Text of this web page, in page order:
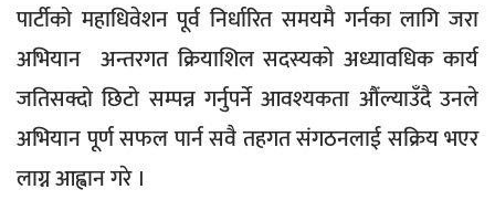
पार्टीको महाधिवेशन पूर्व निर्धारित समयमै गर्नका लागि जरा
अभियान अन्तरगत क्रियाशिल सदस्यको अध्यावधिक कार्य
जतिसक्दो छिटो सम्पन्न गर्नुपर्ने आवश्यकता औंल्याउँदै उनले
अभियान पूर्ण सफल पार्न सवै तहगत संगठनलाई सक्रिय भएर
लाग्न आह्वान गरे ।